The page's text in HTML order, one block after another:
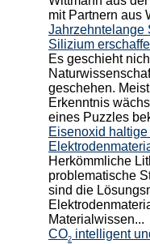
mit Partnern aus
Jahrzehntelange
Silizium
Es geschieht
geschehen.
Erkenntnis
eines Puzzles
Eisenoxid
Herkömmliche
problematische
sind die
Materialwissen...
CO2 intelligent